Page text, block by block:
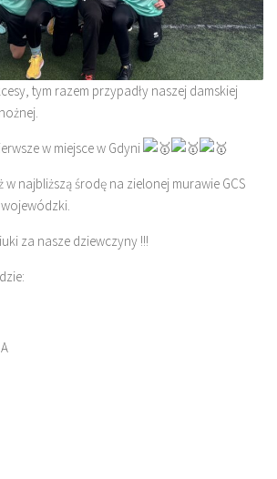
tym razem przypadły naszej damskiej
w miejsce w Gdyni
w najbliższą środę na zielonej murawie GCS
za nasze dziewczyny !!!